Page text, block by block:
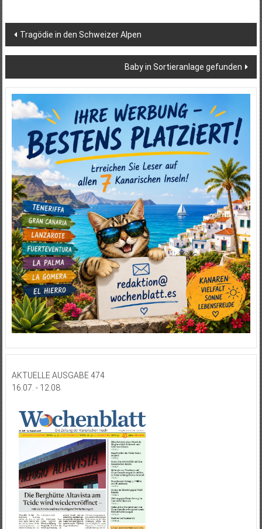
Beitragsnavigation
Tragödie in den Schweizer Alpen
Baby in Sortieranlage gefunden
AKTUELLE AUSGABE 474
16.07. - 12.08.